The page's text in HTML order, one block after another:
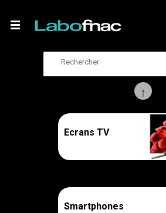
Aspirateur
Ecrans TV
Smartphones